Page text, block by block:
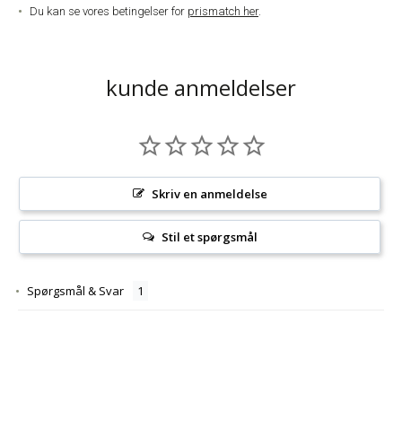
Du kan se vores betingelser for prismatch her.
kunde anmeldelser
Skriv en anmeldelse
Stil et spørgsmål
Spørgsmål & Svar